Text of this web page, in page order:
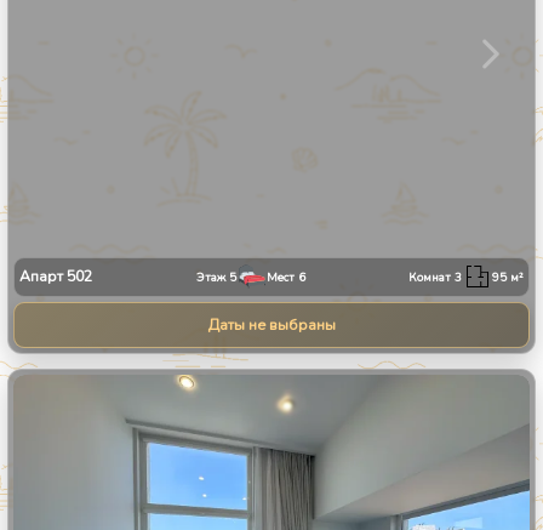
Апарт502 Этаж 5 Мест 6 Комнат3 95м²
Даты не выбраны
13